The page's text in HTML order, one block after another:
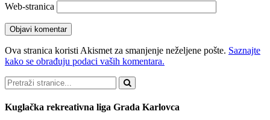
Web-stranica
Ova stranica koristi Akismet za smanjenje neželjene pošte. Saznajte
kako se obrađuju podaci vaših komentara.
Pretraži
Kuglačka rekreativna liga Grada Karlovca